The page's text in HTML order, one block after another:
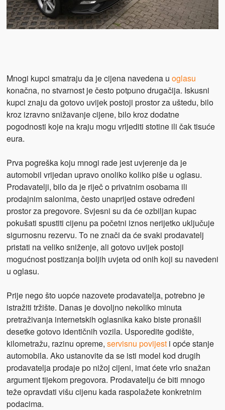
Mnogi kupci smatraju da je cijena navedena u oglasu
konačna, no stvarnost je često potpuno drugačija. Iskusni
kupci znaju da gotovo uvijek postoji prostor za uštedu, bilo
kroz izravno snižavanje cijene, bilo kroz dodatne
pogodnosti koje na kraju mogu vrijediti stotine ili čak tisuće
eura.
Prva pogreška koju mnogi rade jest uvjerenje da je
automobil vrijedan upravo onoliko koliko piše u oglasu.
Prodavatelji, bilo da je riječ o privatnim osobama ili
prodajnim salonima, često unaprijed ostave određeni
prostor za pregovore. Svjesni su da će ozbiljan kupac
pokušati spustiti cijenu pa početni iznos nerijetko uključuje
sigurnosnu rezervu. To ne znači da će svaki prodavatelj
pristati na veliko sniženje, ali gotovo uvijek postoji
mogućnost postizanja boljih uvjeta od onih koji su navedeni
u oglasu.
Prije nego što uopće nazovete prodavatelja, potrebno je
istražiti tržište. Danas je dovoljno nekoliko minuta
pretraživanja internetskih oglasnika kako biste pronašli
desetke gotovo identičnih vozila. Usporedite godište,
kilometražu, razinu opreme, servisnu povijesti opće stanje
automobila. Ako ustanovite da se isti model kod drugih
prodavatelja prodaje po nižoj cijeni, imat ćete vrlo snažan
argument tijekom pregovora. Prodavatelju će biti mnogo
teže opravdati višu cijenu kada raspolažete konkretnim
podacima.